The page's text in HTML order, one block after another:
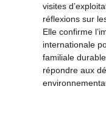
visites
réflexions sur
Elle confirme
internationale
familiale
répondre aux